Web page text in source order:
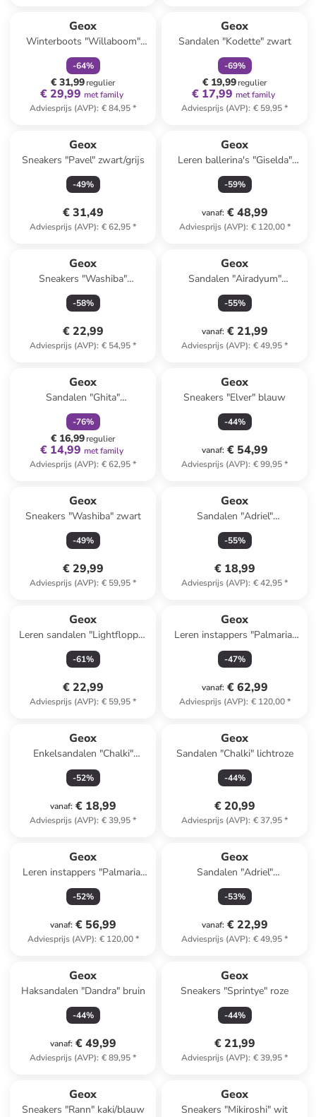
Geox
Winterboots "Willaboom"
donkerblauw
-64%
€ 31,99regulier
€ 29,99 met family
Adviesprijs (AVP): € 84,95*
Geox
Sandalen "Kodette" zwart
-69%
€ 19,99regulier
€ 17,99 met family
Adviesprijs (AVP): € 59,95*
Geox
Sneakers "Pavel" zwart/grijs
-49%
€ 31,49
Adviesprijs (AVP): € 62,95*
Geox
Leren ballerina's "Giselda"
zwart
-59%
vanaf: € 48,99
Adviesprijs (AVP): € 120,00*
Geox
Sneakers "Washiba"
meerkleurig
-58%
€ 22,99
Adviesprijs (AVP): € 54,95*
Geox
Sandalen "Airadyum"
donkerblauw/rood
-55%
vanaf: € 21,99
Adviesprijs (AVP): € 49,95*
Geox
Sandalen "Ghita"
donkerblauw
-76%
€ 16,99regulier
€ 14,99 met family
Adviesprijs (AVP): € 62,95*
Geox
Sneakers "Elver" blauw
-44%
vanaf: € 54,99
Adviesprijs (AVP): € 99,95*
Geox
Sneakers "Washiba" zwart
-49%
€ 29,99
Adviesprijs (AVP): € 59,95*
Geox
Sandalen "Adriel"
wit/meerkleurig
-55%
€ 18,99
Adviesprijs (AVP): € 42,95*
Geox
Leren sandalen "Lightfloppy"
lichtbruin
-61%
€ 22,99
Adviesprijs (AVP): € 59,95*
Geox
Leren instappers "Palmaria"
lichtbruin
-47%
vanaf: € 62,99
Adviesprijs (AVP): € 120,00*
Geox
Enkelsandalen "Chalki"
donkerblauw
-52%
vanaf: € 18,99
Adviesprijs (AVP): € 39,95*
Geox
Sandalen "Chalki" lichtroze
-44%
€ 20,99
Adviesprijs (AVP): € 37,95*
Geox
Leren instappers "Palmaria"
beige
-52%
vanaf: € 56,99
Adviesprijs (AVP): € 120,00*
Geox
Sandalen "Adriel"
wit/meerkleurig
-53%
vanaf: € 22,99
Adviesprijs (AVP): € 49,95*
Geox
Haksandalen "Dandra" bruin
-44%
vanaf: € 49,99
Adviesprijs (AVP): € 89,95*
Geox
Sneakers "Sprintye" roze
-44%
€ 21,99
Adviesprijs (AVP): € 39,95*
Geox
Sneakers "Rann" kaki/blauw
Geox
Sneakers "Mikiroshi" wit